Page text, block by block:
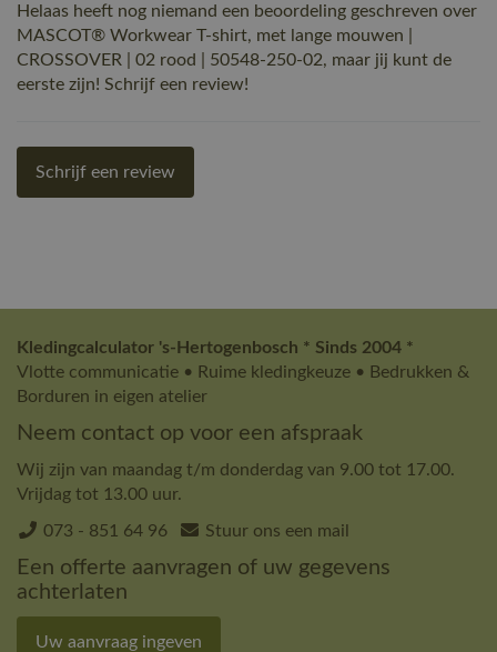
Helaas heeft nog niemand een beoordeling geschreven over
MASCOT® Workwear T-shirt, met lange mouwen |
CROSSOVER | 02 rood | 50548-250-02, maar jij kunt de
eerste zijn! Schrijf een review!
Schrijf een review
Kledingcalculator 's-Hertogenbosch * Sinds 2004 *
Vlotte communicatie • Ruime kledingkeuze • Bedrukken &
Borduren in eigen atelier
Neem contact op voor een afspraak
Wij zijn van maandag t/m donderdag van 9.00 tot 17.00.
Vrijdag tot 13.00 uur.
073 - 851 64 96 Stuur ons een mail
Een offerte aanvragen of uw gegevens
achterlaten
Uw aanvraag ingeven